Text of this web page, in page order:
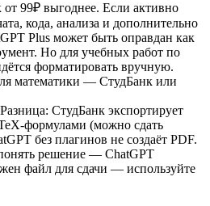
99₽ выгоднее. Если активно
кода, анализа и дополнительно
Plus может быть оправдан как
Но для учебных работ по
форматировать вручную.
математики — СтудБанк или
СтудБанк экспортирует
формулами (можно сдать
без плагинов не создаёт PDF.
решение — ChatGPT
файл для сдачи — используйте